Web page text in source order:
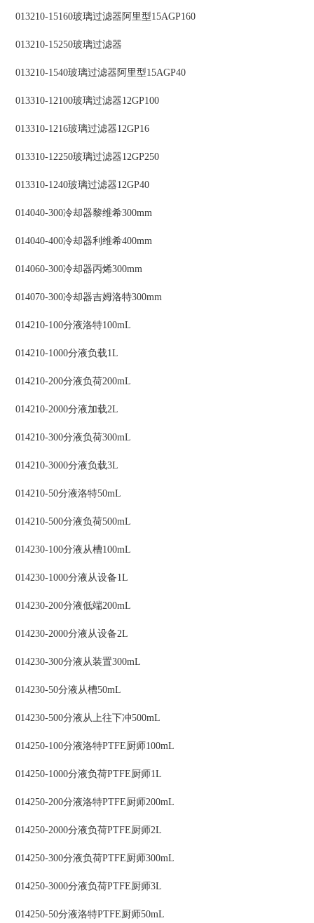
013210-15160玻璃过滤器阿里型15AGP160
013210-15250玻璃过滤器
013210-1540玻璃过滤器阿里型15AGP40
013310-12100玻璃过滤器12GP100
013310-1216玻璃过滤器12GP16
013310-12250玻璃过滤器12GP250
013310-1240玻璃过滤器12GP40
014040-300冷却器黎维希300mm
014040-400冷却器利维希400mm
014060-300冷却器丙烯300mm
014070-300冷却器吉姆洛特300mm
014210-100分液洛特100mL
014210-1000分液负载1L
014210-200分液负荷200mL
014210-2000分液加载2L
014210-300分液负荷300mL
014210-3000分液负载3L
014210-50分液洛特50mL
014210-500分液负荷500mL
014230-100分液从槽100mL
014230-1000分液从设备1L
014230-200分液低端200mL
014230-2000分液从设备2L
014230-300分液从装置300mL
014230-50分液从槽50mL
014230-500分液从上往下冲500mL
014250-100分液洛特PTFE厨师100mL
014250-1000分液负荷PTFE厨师1L
014250-200分液洛特PTFE厨师200mL
014250-2000分液负荷PTFE厨师2L
014250-300分液负荷PTFE厨师300mL
014250-3000分液负荷PTFE厨师3L
014250-50分液洛特PTFE厨师50mL